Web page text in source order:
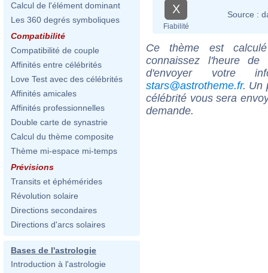
Calcul de l'élément dominant
Les 360 degrés symboliques
Compatibilité
Compatibilité de couple
Affinités entre célébrités
Love Test avec des célébrités
Affinités amicales
Affinités professionnelles
Double carte de synastrie
Calcul du thème composite
Thème mi-espace mi-temps
Prévisions
Transits et éphémérides
Révolution solaire
Directions secondaires
Directions d'arcs solaires
Bases de l'astrologie
Introduction à l'astrologie
X
Fiabilité
Source :
Ce thème est
connaissez l'heure de
d'envoyer votre
stars@astrotheme.fr. Un
célébrité vous sera
demande.